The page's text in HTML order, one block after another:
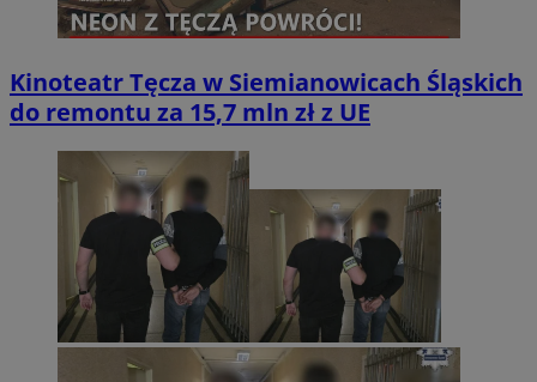
Kinoteatr Tęcza w Siemianowicach Śląskich
do remontu za 15,7 mln zł z UE